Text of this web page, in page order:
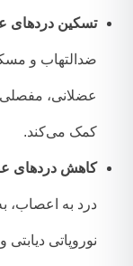
تسکین دردهای
ضدالتهاب و
عضلانی، مفصلی و
کمک می‌کند.
کاهش دردهای
درد به اعصاب، به
نوروپاتی دیابتی و